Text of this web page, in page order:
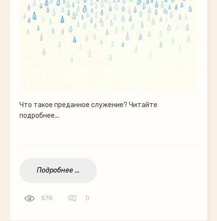
Что такое преданное служение? Читайте
подробнее...
Подробнее ...
578 0